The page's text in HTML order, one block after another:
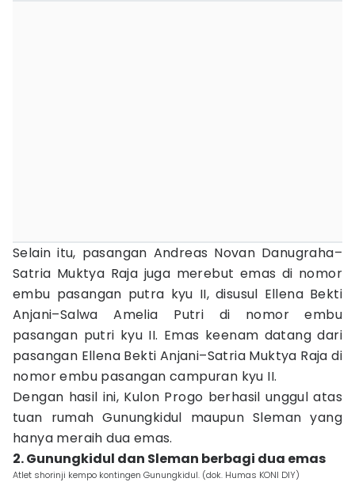
Selain itu, pasangan Andreas Novan Danugraha–
Satria Muktya Raja juga merebut emas di nomor
embu pasangan putra kyu II, disusul Ellena Bekti
Anjani–Salwa Amelia Putri di nomor embu
pasangan putri kyu II. Emas keenam datang dari
pasangan Ellena Bekti Anjani–Satria Muktya Raja di
nomor embu pasangan campuran kyu II.
Dengan hasil ini, Kulon Progo berhasil unggul atas
tuan rumah Gunungkidul maupun Sleman yang
hanya meraih dua emas.
2. Gunungkidul dan Sleman berbagi dua emas
Atlet shorinji kempo kontingen Gunungkidul. (dok. Humas KONI DIY)